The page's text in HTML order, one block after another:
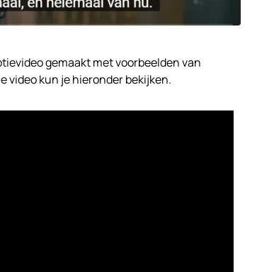
gemaakt met voorbeelden van
video kun je hieronder bekijken.